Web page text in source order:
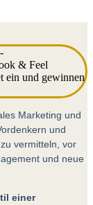
Marketing und
und
vermitteln, vor
und neue
einer